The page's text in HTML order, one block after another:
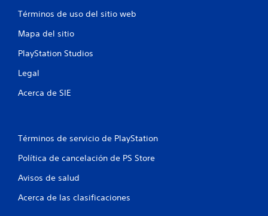
Términos de uso del sitio web
Mapa del sitio
PlayStation Studios
Legal
Acerca de SIE
Términos de servicio de PlayStation
Política de cancelación de PS Store
Avisos de salud
Acerca de las clasificaciones